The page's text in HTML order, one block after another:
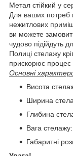
Метал стійкий у
Для ваших потреб
нежитлових
ви можете
чудово підійдуть
Полиці стелажу
прискорює процес
Основні
Висота
Ширина
Глибина
Вага стелажу:
Габаритні